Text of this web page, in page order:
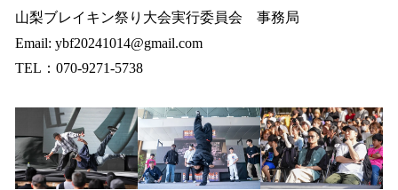
山梨ブレイキン祭り大会実行委員会 事務局
Email: ybf20241014@gmail.com
TEL：070-9271-5738